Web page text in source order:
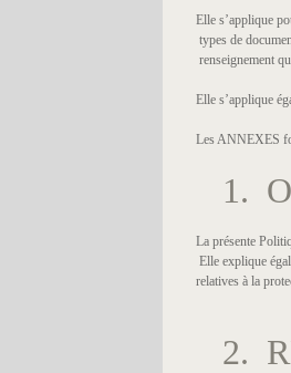
Elle s’applique
types de
renseignement
Elle s’applique
Les ANNEXES
1.
La présente
Elle explique
relatives à la
2.